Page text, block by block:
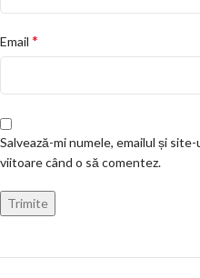
Email *
Salvează-mi numele, emailul și
viitoare când o să comentez.